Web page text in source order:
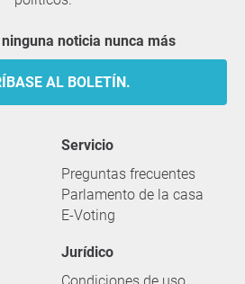
ninguna noticia nunca más
AL BOLETÍN.
servicio
Preguntas frecuentes
Parlamento de la casa
E-Voting
Jurídico